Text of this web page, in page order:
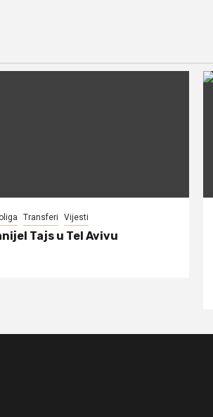
Transferi Vijesti
Tajs u Tel Avivu